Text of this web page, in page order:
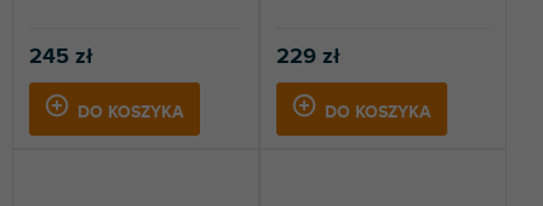
245 zł
DO KOSZYKA
229 zł
DO KOSZYKA